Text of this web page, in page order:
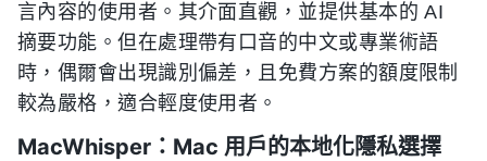
言內容的使用者。其介面直觀，並提供基本的 AI
摘要功能。但在處理帶有口音的中文或專業術語
時，偶爾會出現識別偏差，且免費方案的額度限制
較為嚴格，適合輕度使用者。
MacWhisper：Mac 用戶的本地化隱私選擇